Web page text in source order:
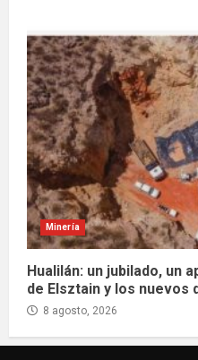
Minería
Hualilán: un jubilado, un
de Elsztain y los nuevos
8 agosto, 2026